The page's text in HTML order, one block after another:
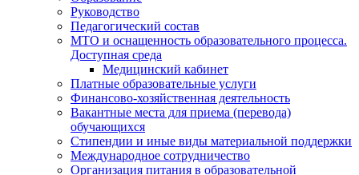
Руководство
Педагогический состав
МТО и оснащенность образовательного процесса.
Доступная среда
Медицинский кабинет
Платные образовательные услуги
Финансово-хозяйственная деятельность
Вакантные места для приема (перевода)
обучающихся
Стипендии и иные виды материальной поддержки
Международное сотрудничество
Организация питания в образовательной